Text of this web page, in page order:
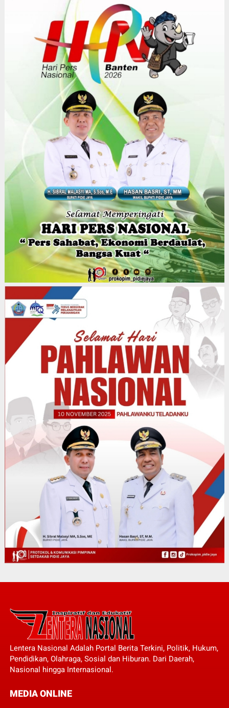
Lentera Nasional Adalah Portal Berita Terkini, Politik, Hukum,
Pendidikan, Olahraga, Sosial dan Hiburan. Dari Daerah,
Nasional hingga Internasional.
MEDIA ONLINE